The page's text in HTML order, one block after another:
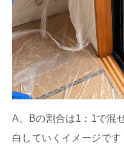
A、Bの割合は1：1で混
白していくイメージです